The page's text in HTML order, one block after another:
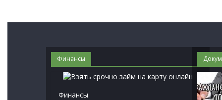
Финансы
Финансы